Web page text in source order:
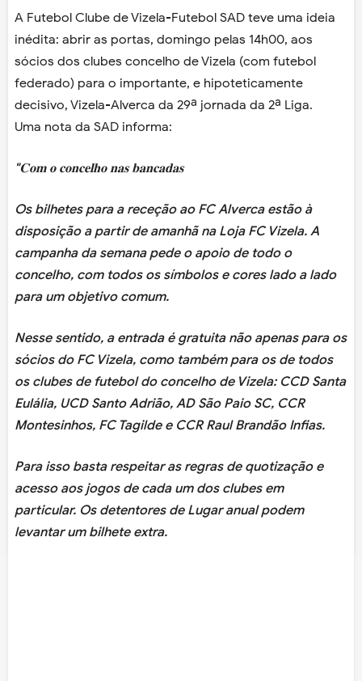
A Futebol Clube de Vizela-Futebol SAD teve uma ideia
inédita: abrir as portas, domingo pelas 14h00, aos
sócios dos clubes concelho de Vizela (com futebol
federado) para o importante, e hipoteticamente
decisivo, Vizela-Alverca da 29ª jornada da 2ª Liga.
Uma nota da SAD informa:
"𝐂𝐨𝐦 𝐨 𝐜𝐨𝐧𝐜𝐞𝐥𝐡𝐨 𝐧𝐚𝐬 𝐛𝐚𝐧𝐜𝐚𝐝𝐚𝐬
Os bilhetes para a receção ao FC Alverca estão à
disposição a partir de amanhã na Loja FC Vizela. A
campanha da semana pede o apoio de todo o
concelho, com todos os símbolos e cores lado a lado
para um objetivo comum.
Nesse sentido, a entrada é gratuita não apenas para os
sócios do FC Vizela, como também para os de todos
os clubes de futebol do concelho de Vizela: CCD Santa
Eulália, UCD Santo Adrião, AD São Paio SC, CCR
Montesinhos, FC Tagilde e CCR Raul Brandão Infias.
Para isso basta respeitar as regras de quotização e
acesso aos jogos de cada um dos clubes em
particular. Os detentores de Lugar anual podem
levantar um bilhete extra.